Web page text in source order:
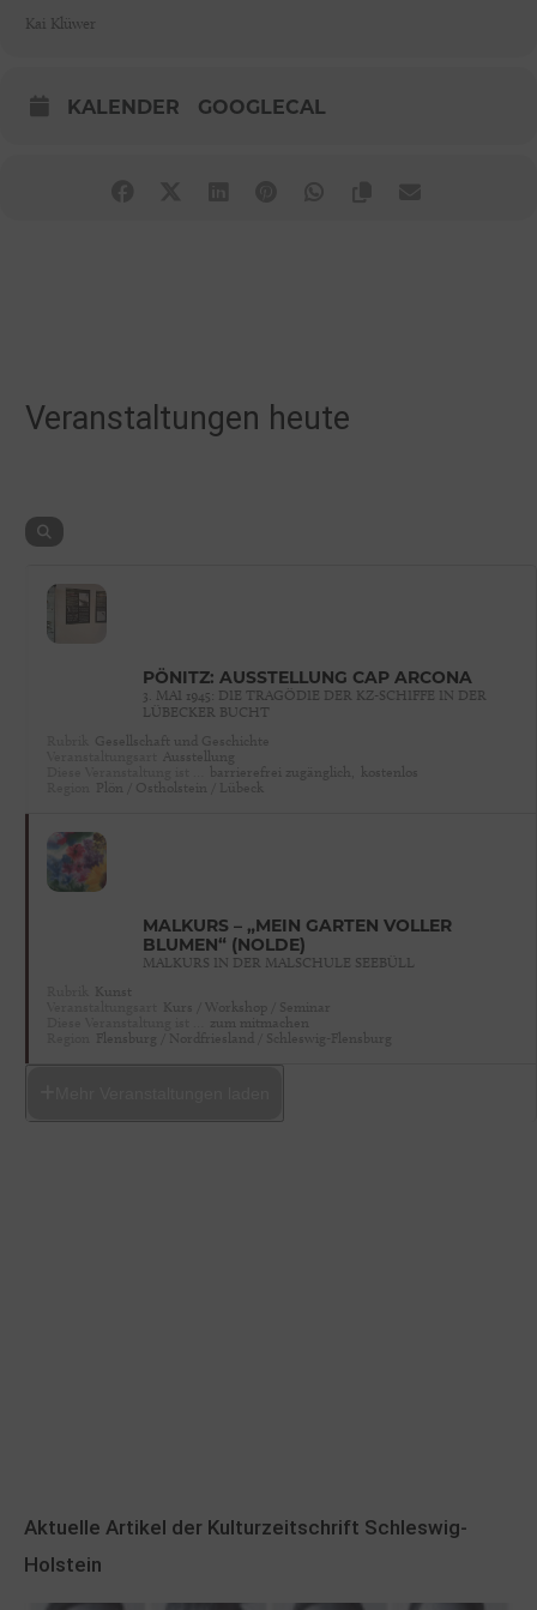
Kai Klüwer
KALENDER GOOGLECAL
Veranstaltungen heute
PÖNITZ: AUSSTELLUNG CAP ARCONA
3. MAI 1945: DIE TRAGÖDIE DER KZ-SCHIFFE IN DER
LÜBECKER BUCHT
MALKURS – „MEIN GARTEN VOLLER
BLUMEN“ (NOLDE)
MALKURS IN DER MALSCHULE SEEBÜLL
Aktuelle Artikel der Kulturzeitschrift Schleswig-
Holstein